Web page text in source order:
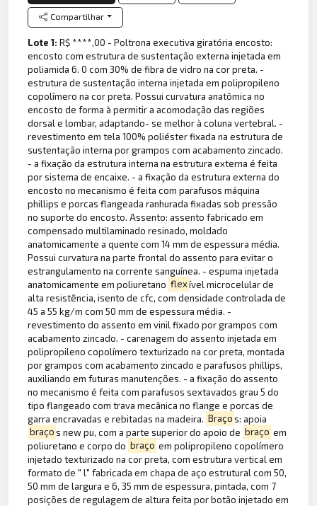
Compartilhar
Lote 1:R$ ****,00 - Poltrona executiva giratória encosto:
encosto com estrutura de sustentação externa injetada em
poliamida 6. 0 com 30% de fibra de vidro na cor preta. -
estrutura de sustentação interna injetada em polipropileno
copolímero na cor preta. Possui curvatura anatômica no
encosto de forma à permitir a acomodação das regiões
dorsal e lombar, adaptando- se melhor à coluna vertebral. -
revestimento em tela 100% poliéster fixada na estrutura de
sustentação interna por grampos com acabamento zincado.
- a fixação da estrutura interna na estrutura externa é feita
por sistema de encaixe. - a fixação da estrutura externa do
encosto no mecanismo é feita com parafusos máquina
phillips e porcas flangeada ranhurada fixadas sob pressão
no suporte do encosto. Assento: assento fabricado em
compensado multilaminado resinado, moldado
anatomicamente a quente com 14 mm de espessura média.
Possui curvatura na parte frontal do assento para evitar o
estrangulamento na corrente sanguínea. - espuma injetada
anatomicamente em poliuretano flexível microcelular de
alta resistência, isento de cfc, com densidade controlada de
45 a 55 kg/m com 50 mm de espessura média. -
revestimento do assento em vinil fixado por grampos com
acabamento zincado. - carenagem do assento injetada em
polipropileno copolímero texturizado na cor preta, montada
por grampos com acabamento zincado e parafusos phillips,
auxiliando em futuras manutenções. - a fixação do assento
no mecanismo é feita com parafusos sextavados grau 5 do
tipo flangeado com trava mecânica no flange e porcas de
garra encravadas e rebitadas na madeira. Braços: apoia
braços new pu, com a parte superior do apoio de braço em
poliuretano e corpo do braço em polipropileno copolímero
injetado texturizado na cor preta, com estrutura vertical em
formato de " l" fabricada em chapa de aço estrutural com 50,
50 mm de largura e 6, 35 mm de espessura, pintada, com 7
posições de regulagem de altura feita por botão injetado em